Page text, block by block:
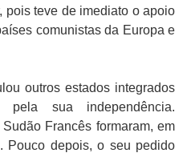
pois teve de imediato o apoio
comunistas da Europa e
outros estados integrados
sua independência.
Francês formaram, em
Pouco depois, o seu pedido